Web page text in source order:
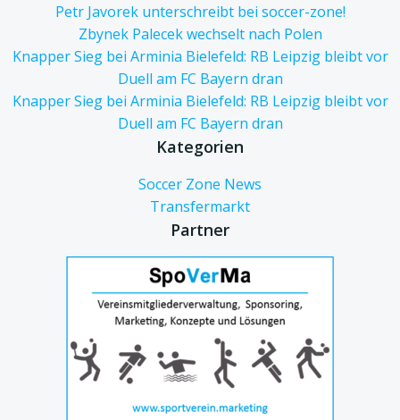
Petr Javorek unterschreibt bei soccer-zone!
Zbynek Palecek wechselt nach Polen
Knapper Sieg bei Arminia Bielefeld: RB Leipzig bleibt vor
Duell am FC Bayern dran
Knapper Sieg bei Arminia Bielefeld: RB Leipzig bleibt vor
Duell am FC Bayern dran
Kategorien
Soccer Zone News
Transfermarkt
Partner